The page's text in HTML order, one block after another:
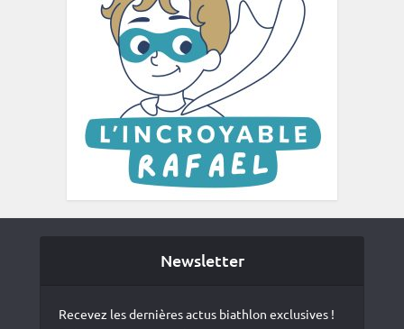
Newsletter
Recevez les dernières actus biathlon exclusives !